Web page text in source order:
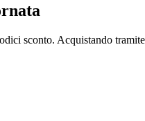
sconto. Acquistando